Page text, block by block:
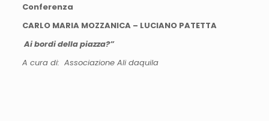
Conferenza
CARLO MARIA MOZZANICA – LUCIANO PATETTA
Ai bordi della piazza?”
A cura di: Associazione Ali daquila